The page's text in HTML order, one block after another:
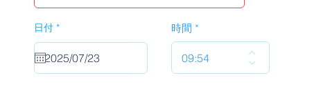
日付 *r
q
u
i
r
時間